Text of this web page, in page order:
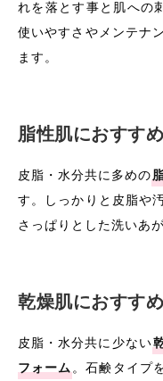
れを落とす事と肌への
使いやすさやメンテナ
ます。
脂性肌におすすめ
皮脂・水分共に多めの
す。しっかりと皮脂や
さっぱりとした洗いあ
乾燥肌におすすめ
皮脂・水分共に少ない
フォーム。石鹸タイプ